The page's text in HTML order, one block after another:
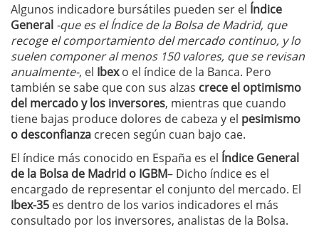
Algunos indicadore bursátiles pueden ser el Índice
General -que es el Índice de la Bolsa de Madrid, que
recoge el comportamiento del mercado continuo, y lo
suelen componer al menos 150 valores, que se revisan
anualmente-, el Ibexo el índice de la Banca. Pero
también se sabe que con sus alzas crece el optimismo
del mercado y los inversores, mientras que cuando
tiene bajas produce dolores de cabeza y el pesimismo
o desconfianza crecen según cuan bajo cae.
El índice más conocido en España es el Índice General
de la Bolsa de Madrid o IGBM– Dicho índice es el
encargado de representar el conjunto del mercado. El
Ibex-35 es dentro de los varios indicadores el más
consultado por los inversores, analistas de la Bolsa.